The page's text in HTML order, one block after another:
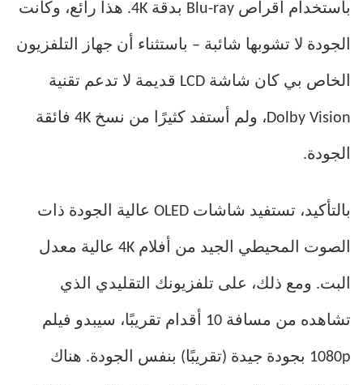
باستخدام أقراص Blu-ray بدقة 4K. هذا رائع، وكانت
الجودة لا تشوبها شائبة – باستثناء أن جهاز التلفزيون
الخاص بي كان شاشة LCD قديمة لا تدعم تقنية
Dolby Vision، ولم أستفد كثيرًا من نسخ 4K فائقة
الجودة.
بالتأكيد، تستفيد شاشات OLED عالية الجودة ذات
الصوت المحيطي الجيد من أفلام 4K عالية معدل
البت. ومع ذلك، على تلفزيونك التقليدي الذي
تشاهده من مسافة 10 أقدام تقريبًا، سيبدو فيلم
1080p بجودة جيدة (تقريبًا) بنفس الجودة. هناك